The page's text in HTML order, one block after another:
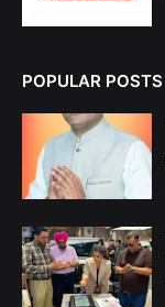
POPULAR POSTS